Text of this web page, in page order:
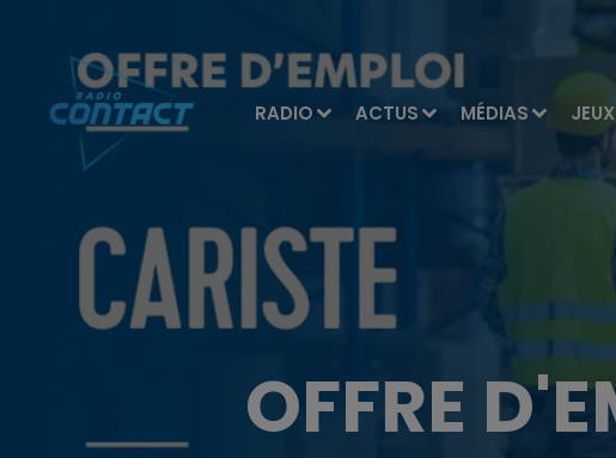
RADIO ACTUS MÉDIAS JEUX
OFFRE